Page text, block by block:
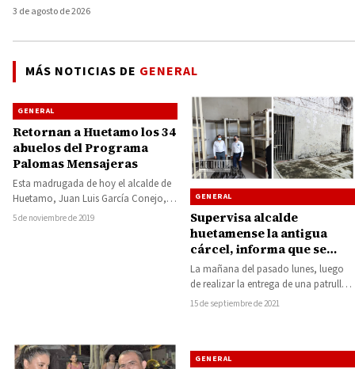
3 de agosto de 2026
MÁS NOTICIAS DE GENERAL
GENERAL
Retornan a Huetamo los 34
abuelos del Programa
Palomas Mensajeras
Esta madrugada de hoy el alcalde de
Huetamo, Juan Luis García Conejo,
recibió a las y los 34…
5 de noviembre de 2019
GENERAL
Supervisa alcalde
huetamense la antigua
cárcel, informa que se
instalará un Centro
Municipal de
Rehabilitación de
Alcoholismo y
La mañana del pasado lunes, luego
de realizar la entrega de una patrulla y
credenciales de portación de…
15 de septiembre de 2021
GENERAL